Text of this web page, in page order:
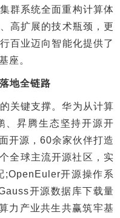
系统全面重构计算体
高扩展的技术瓶颈，更
百业迈向智能化提供了
座。
地全链路
键支撑。华为从计算
、昇腾生态坚持开源开
开源，60余家伙伴打造
全球主流开源社区，实
开源操作系
开源数据库下载量
力产业共生共赢筑牢基